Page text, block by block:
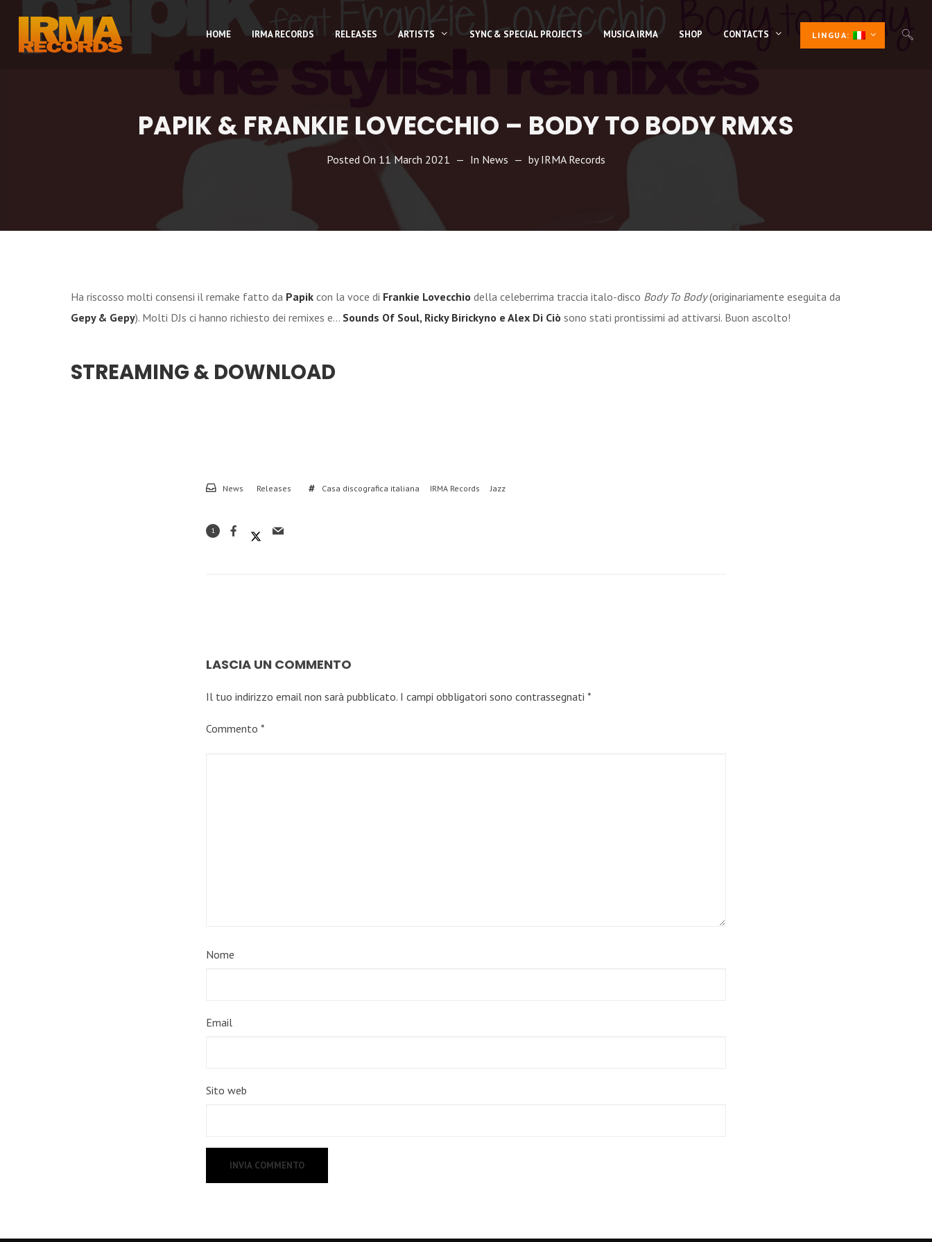
HOME IRMA RECORDS RELEASES ARTISTS SYNC & SPECIAL PROJECTS MUSICA IRMA SHOP CONTACTS LINGUA:
PAPIK & FRANKIE LOVECCHIO – BODY TO BODY RMXS
Posted On 11 March 2021 In News byIRMA Records
Ha riscosso molti consensi il remake fatto da Papik con la voce di Frankie Lovecchio della celeberrima traccia italo-disco Body To Body(originariamente eseguita da
Gepy & Gepy). Molti DJs ci hanno richiesto dei remixes e… Sounds Of Soul, Ricky Birickyno e Alex Di Ciò sono stati prontissimi ad attivarsi. Buon ascolto!
STREAMING & DOWNLOAD
News Releases Casa discografica italiana IRMA Records Jazz
1
LASCIA UN COMMENTO
Il tuo indirizzo email non sarà pubblicato. I campi obbligatori sono contrassegnati *
Commento *
Nome
Email
Sito web